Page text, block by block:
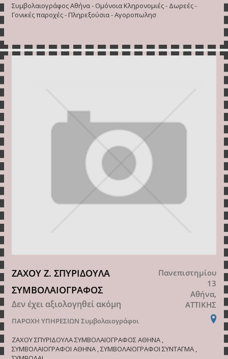
Συμβολαιογράφος Αθήνα - Ομόνοια Κληρονομιές - Δωρεές -
Γονικές παροχές - Πληρεξούσια - Αγοροπωλησ
ΖΑΧΟΥ Ζ. ΣΠΥΡΙΔΟΥΛΑ
ΣΥΜΒΟΛΑΙΟΓΡΑΦΟΣ
Δεν έχει αξιολογηθεί ακόμη
ΠΑΡΟΧΗ ΥΠΗΡΕΣΙΩΝ Συμβολαιογράφοι
Πανεπιστημίου
13
Αθήνα,
ΑΤΤΙΚΗΣ
ΖΑΧΟΥ ΣΠΥΡΙΔΟΥΛΑ ΣΥΜΒΟΛΑΙΟΓΡΑΦΟΣ ΑΘΗΝΑ ,
ΣΥΜΒΟΛΑΙΟΓΡΑΦΟΙ ΑΘΗΝΑ , ΣΥΜΒΟΛΑΙΟΓΡΑΦΟΙ ΣΥΝΤΑΓΜΑ ,